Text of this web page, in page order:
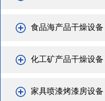
食品海产品干燥设备
化工矿产品干燥设备
家具喷漆烤漆房设备